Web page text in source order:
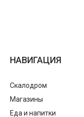
НАВИГАЦИЯ
Скалодром
Магазины
Еда и напитки